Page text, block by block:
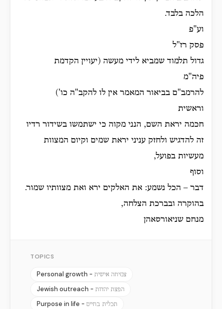
הלכה בלבד.
וע"פ
פסק רז"ל
גדול תלמוד שמביא לידי מעשה (יעויין הקדמת
פיה"מ
להרמב"ם בביאור המאמר אין לו להקב"ה כו')
וראשית
חכמה יראת השם, הנני מקוה כי ישתמשו בשידור רדיו
זה להדגיש ולחזק עניני יראת שמים וקיום המצוות
מעשיות בפועל,
וסוף
דבר – הכל נשמע: את האלקים ירא ואת מצוותיו שמור.
בהוקרה ובברכת הצלחה,
מנחם שניאורסאהן
TOPICS
Personal growth - צמיחה אישית
Jewish outreach - הפצת יהדות
Purpose in life - תכלית בחיים